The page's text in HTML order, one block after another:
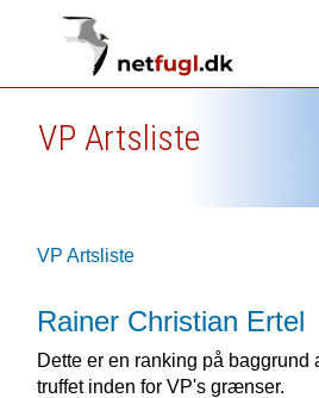
VP Artsliste
VP Artsliste
Rainer Christian Ertel
Dette er en ranking på baggrund
truffet inden for VP's grænser.